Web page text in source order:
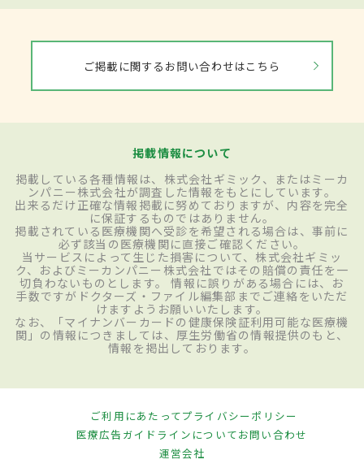
ご掲載に関するお問い合わせはこちら
掲載情報について
掲載している各種情報は、株式会社ギミック、またはミーカ
ンパニー株式会社が調査した情報をもとにしています。
出来るだけ正確な情報掲載に努めておりますが、内容を完全
に保証するものではありません。
掲載されている医療機関へ受診を希望される場合は、事前に
必ず該当の医療機関に直接ご確認ください。
当サービスによって生じた損害について、株式会社ギミッ
ク、およびミーカンパニー株式会社ではその賠償の責任を一
切負わないものとします。 情報に誤りがある場合には、お
手数ですがドクターズ・ファイル編集部までご連絡をいただ
けますようお願いいたします。
なお、「マイナンバーカードの健康保険証利用可能な医療機
関」の情報につきましては、厚生労働省の情報提供のもと、
情報を掲出しております。
ご利用にあたってプライバシーポリシー
医療広告ガイドラインについてお問い合わせ
運営会社